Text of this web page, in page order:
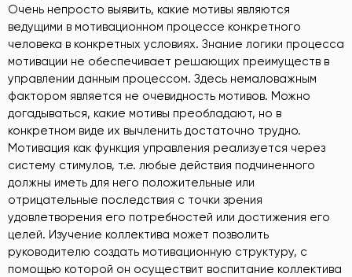
Очень непросто выявить, какие мотивы являются
ведущими в мотивационном процессе конкретного
человека в конкретных условиях. Знание логики процесса
мотивации не обеспечивает решающих преимуществ в
управлении данным процессом. Здесь немаловажным
фактором является не очевидность мотивов. Можно
догадываться, какие мотивы преобладают, но в
конкретном виде их вычленить достаточно трудно.
Мотивация как функция управления реализуется через
систему стимулов, т.е. любые действия подчиненного
должны иметь для него положительные или
отрицательные последствия с точки зрения
удовлетворения его потребностей или достижения его
целей. Изучение коллектива может позволить
руководителю создать мотивационную структуру, с
помощью которой он осуществит воспитание коллектива